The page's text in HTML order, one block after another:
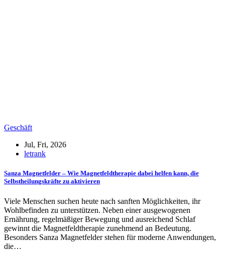
Geschäft
Jul, Fri, 2026
letrank
Sanza Magnetfelder – Wie Magnetfeldtherapie dabei helfen kann, die
Selbstheilungskräfte zu aktivieren
Viele Menschen suchen heute nach sanften Möglichkeiten, ihr
Wohlbefinden zu unterstützen. Neben einer ausgewogenen
Ernährung, regelmäßiger Bewegung und ausreichend Schlaf
gewinnt die Magnetfeldtherapie zunehmend an Bedeutung.
Besonders Sanza Magnetfelder stehen für moderne Anwendungen,
die…